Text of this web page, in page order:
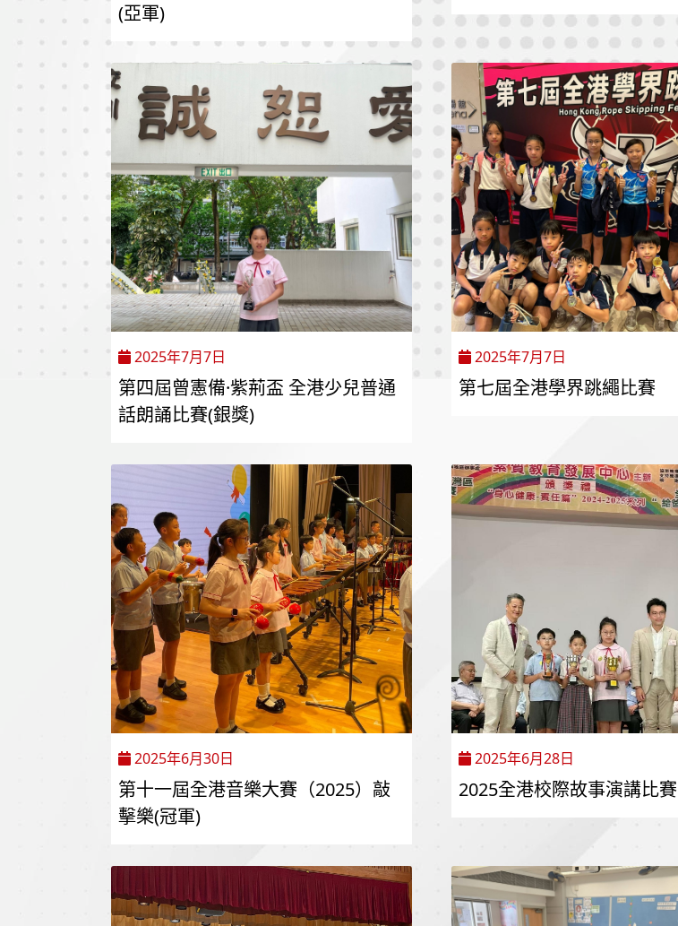
(亞軍)
2025年7月7日
第四屆曾憲備·紫荊盃 全港少兒普通
話朗誦比賽(銀獎)
2025年7月7日
第七屆全港學界跳繩比賽
2025年6月30日
第十一屆全港音樂大賽（2025）敲
擊樂(冠軍)
2025年6月28日
2025全港校際故事演講比賽